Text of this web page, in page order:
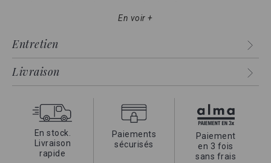
Confectionnée en coton égyptien 600 g/m², elle offre une
enveloppe votre peau à chaque utilisation.
Fabriquée au Portugal à partir de 100 % coton égyptien
Un allié indispensable pour vos sorties de bain dignes des
plus prestigieux hôtels.
Offrez-vous le luxe d’un confort incomparable à la maison
avec la collection Saint-Barth : la serviette qui allie
En voir +
Entretien
Livraison
En stock.
Livraison
rapide
Paiements
sécurisés
Paiement
en 3 fois
sans frais